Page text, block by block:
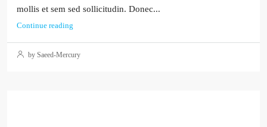
mollis et sem sed sollicitudin. Donec...
Continue reading
by Saeed-Mercury